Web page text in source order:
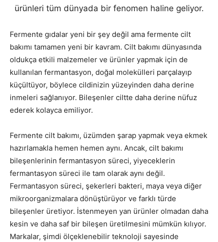
ürünleri tüm dünyada bir fenomen haline geliyor.
Fermente gıdalar yeni bir şey değil ama fermente cilt
bakımı tamamen yeni bir kavram. Cilt bakımı dünyasında
oldukça etkili malzemeler ve ürünler yapmak için de
kullanılan fermantasyon, doğal molekülleri parçalayıp
küçültüyor, böylece cildinizin yüzeyinden daha derine
inmeleri sağlanıyor. Bileşenler ciltte daha derine nüfuz
ederek kolayca emiliyor.
Fermente cilt bakımı, üzümden şarap yapmak veya ekmek
hazırlamakla hemen hemen aynı. Ancak, cilt bakımı
bileşenlerinin fermantasyon süreci, yiyeceklerin
fermantasyon süreci ile tam olarak aynı değil.
Fermantasyon süreci, şekerleri bakteri, maya veya diğer
mikroorganizmalara dönüştürüyor ve farklı türde
bileşenler üretiyor. İstenmeyen yan ürünler olmadan daha
kesin ve daha saf bir bileşen üretilmesini mümkün kılıyor.
Markalar, şimdi ölçeklenebilir teknoloji sayesinde